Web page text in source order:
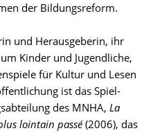
der Bildungsreform.
und Herausgeberin, ihr
Kinder und Jugendliche,
für Kultur und Lesen
ist das Spiel-
des MNHA, La
lointain passé(2006), das